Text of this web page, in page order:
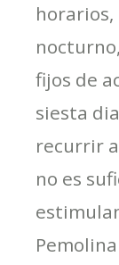
fijos de
siesta
recurrir
no es